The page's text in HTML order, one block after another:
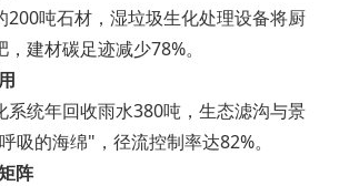
200吨石材，湿垃圾生化处理设备将厨
建材碳足迹减少78%。
系统年回收雨水380吨，生态滤沟与景
吸的海绵"，径流控制率达82%。
阵